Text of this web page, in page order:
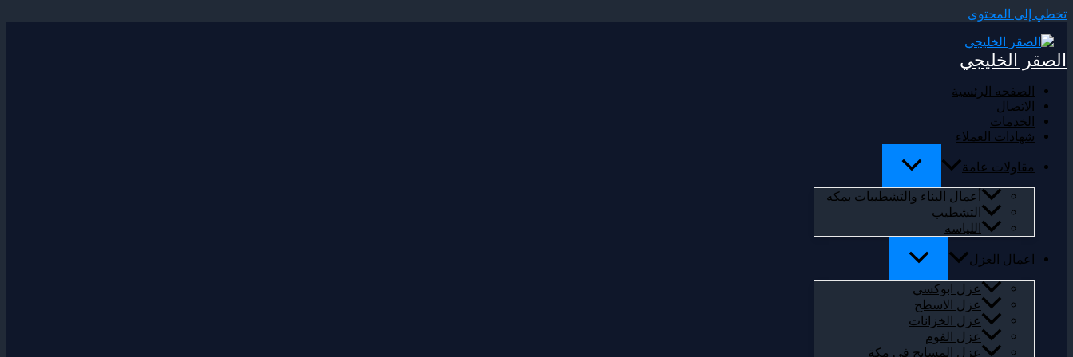
تخطي إلى المحتوى
الصقر الخليجي
الصفحه الرئسية
الاتصال
الخدمات
شهادات العملاء
مقاولات عامة
أعمال البناء والتشطيبات بمكه
التشطيب
اللياسه
اعمال العزل
عزل ابوكسي
عزل الاسطح
عزل الخزانات
عزل الفوم
عزل المسابح في مكة